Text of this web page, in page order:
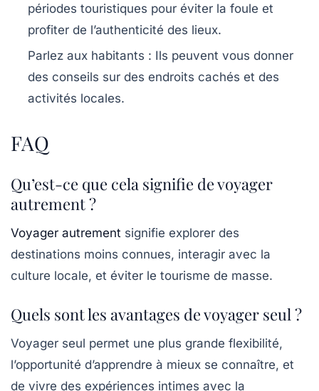
périodes touristiques pour éviter la foule et
profiter de l’authenticité des lieux.
Parlez aux habitants : Ils peuvent vous donner
des conseils sur des endroits cachés et des
activités locales.
FAQ
Qu’est-ce que cela signifie de voyager
autrement ?
Voyager autrement signifie explorer des
destinations moins connues, interagir avec la
culture locale, et éviter le tourisme de masse.
Quels sont les avantages de voyager seul ?
Voyager seul permet une plus grande flexibilité,
l’opportunité d’apprendre à mieux se connaître, et
de vivre des expériences intimes avec la